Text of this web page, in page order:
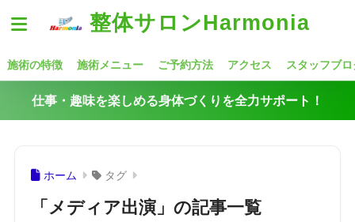
整体サロンHarmonia
施術の特徴 施術メニュー ご予約方法 アクセス スタッフブロ
仕事・趣味を楽しめる身体づくりを全力サポート！
ホーム タグ
「メディア出演」の記事一覧